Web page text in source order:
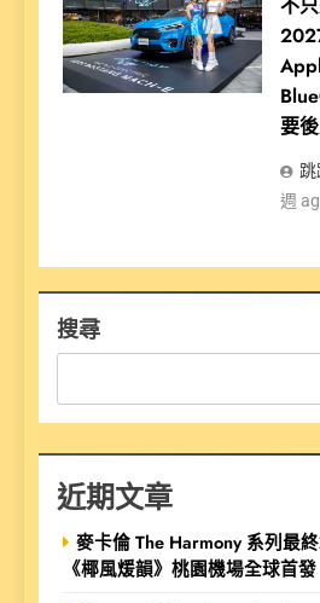
不
要
跳
週
搜尋
近期文章
麥卡倫 The Harmony 系列最
《椰風煖韻》桃園機場全球首發